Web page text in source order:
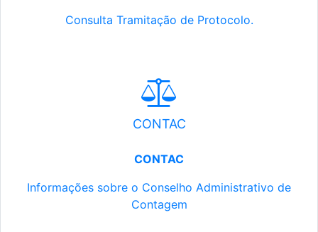
Consulta Tramitação de Protocolo.
CONTAC
CONTAC
Informações sobre o Conselho Administrativo de
Contagem